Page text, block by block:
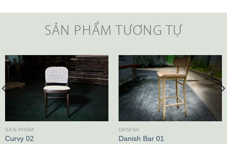
SẢN PHẨM TƯƠNG TỰ
SẢN PHẨM
Curvy 02
DANISH
Danish Bar 01